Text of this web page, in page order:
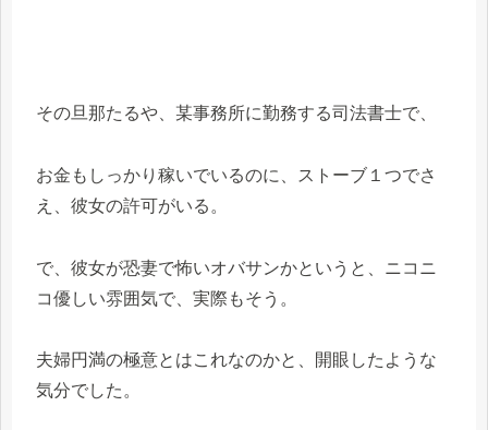
その旦那たるや、某事務所に勤務する司法書士で、
お金もしっかり稼いでいるのに、ストーブ１つでさ
え、彼女の許可がいる。
で、彼女が恐妻で怖いオバサンかというと、ニコニ
コ優しい雰囲気で、実際もそう。
夫婦円満の極意とはこれなのかと、開眼したような
気分でした。